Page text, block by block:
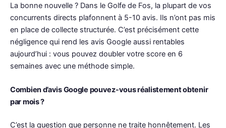
La bonne nouvelle ? Dans le Golfe de Fos, la plupart de vos
concurrents directs plafonnent à 5-10 avis. Ils n’ont pas mis
en place de collecte structurée. C’est précisément cette
négligence qui rend les avis Google aussi rentables
aujourd’hui : vous pouvez doubler votre score en 6
semaines avec une méthode simple.
Combien d’avis Google pouvez-vous réalistement obtenir
par mois ?
C’est la question que personne ne traite honnêtement. Les